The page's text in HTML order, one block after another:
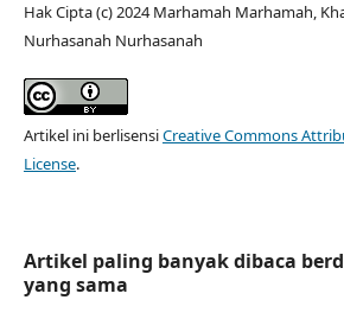
Hak Cipta (c) 2024 Marhamah Marhamah,
Nurhasanah Nurhasanah
Artikel ini berlisensiCreative Commons
License.
Artikel paling banyak dibaca
yang sama